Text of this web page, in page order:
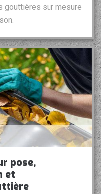
gouttières sur mesure
pose,
et